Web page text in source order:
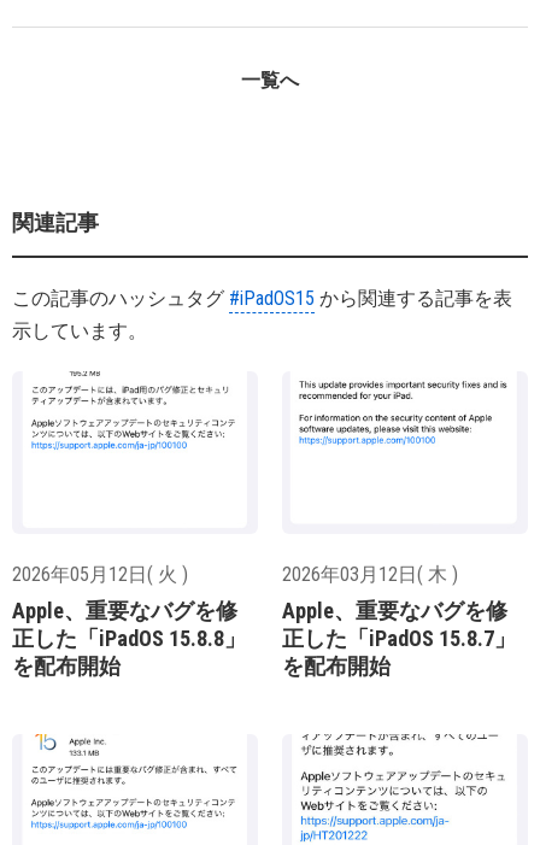
一覧へ
関連記事
この記事のハッシュタグ #iPadOS15 から関連する記事を表
示しています。
2026年05月12日( 火 )
Apple、重要なバグを修
正した「iPadOS 15.8.8」
を配布開始
2026年03月12日( 木 )
Apple、重要なバグを修
正した「iPadOS 15.8.7」
を配布開始